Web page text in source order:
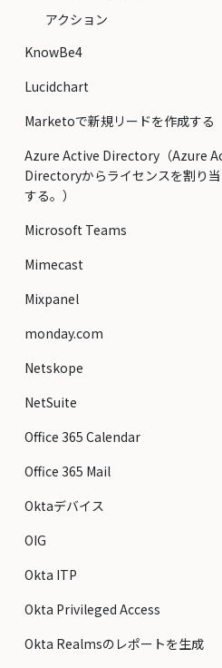
アクション
KnowBe4
Lucidchart
Marketoで新規リードを作成する
Azure Active Directory（Azure
Directoryからライセンスを割り
する。）
Microsoft Teams
Mimecast
Mixpanel
monday.com
Netskope
NetSuite
Office 365 Calendar
Office 365 Mail
Oktaデバイス
OIG
Okta ITP
Okta Privileged Access
Okta Realmsのレポートを生成